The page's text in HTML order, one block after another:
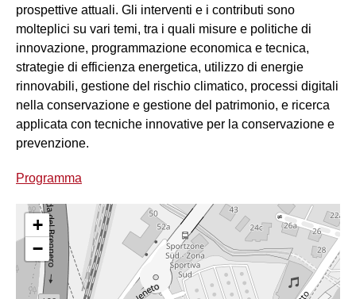
prospettive attuali. Gli interventi e i contributi sono
molteplici su vari temi, tra i quali misure e politiche di
innovazione, programmazione economica e tecnica,
strategie di efficienza energetica, utilizzo di energie
rinnovabili, gestione del rischio climatico, processi digitali
nella conservazione e gestione del patrimonio, e ricerca
applicata con tecniche innovative per la conservazione e
prevenzione.
Programma
+
−